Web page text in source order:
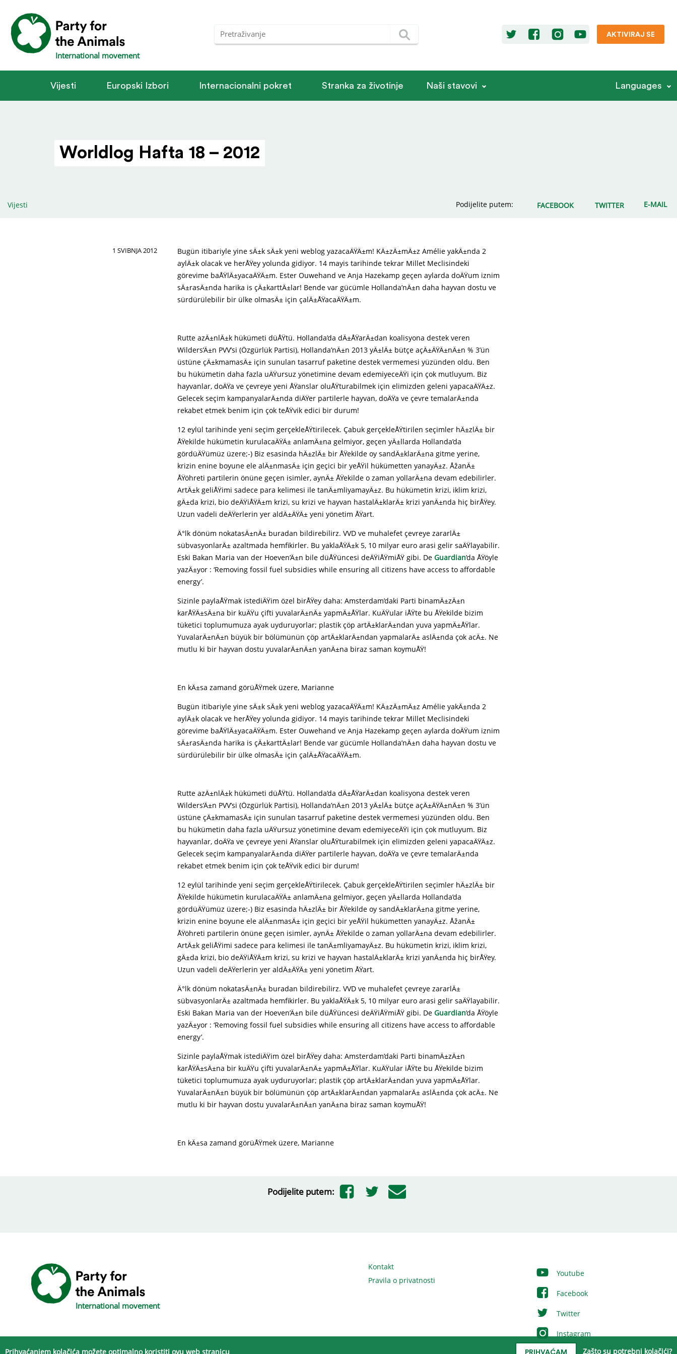
International movement
AKTIVIRAJ SE
Vijesti Europski Izbori Internacionalni pokret Stranka za životinje Naši stavovi Languages
Worldlog Hafta 18 – 2012
Vijesti Podijelite putem: FACEBOOK TWITTER E-MAIL
1 SVIBNJA 2012
Bugün itibariyle yine sÄ±k sÄ±k yeni weblog yazacaÄŸÄ±m! KÄ±zÄ±mÄ±z Amélie yakÄ±nda 2
aylÄ±k olacak ve herÅŸey yolunda gidiyor. 14 mayis tarihinde tekrar Millet Meclisindeki
görevime baÅŸlÄ±yacaÄŸÄ±m. Ester Ouwehand ve Anja Hazekamp geçen aylarda doÄŸum iznim
sÄ±rasÄ±nda harika is çÄ±karttÄ±lar! Bende var gücümle Hollanda’nÄ±n daha hayvan dostu ve
sürdürülebilir bir ülke olmasÄ± için çalÄ±ÅŸacaÄŸÄ±m.
Rutte azÄ±nlÄ±k hükümeti düÅŸtü. Hollanda’da dÄ±ÅŸarÄ±dan koalisyona destek veren
Wilders’Ä±n PVV’si (Özgürlük Partisi), Hollanda’nÄ±n 2013 yÄ±lÄ± bütçe açÄ±ÄŸÄ±nÄ±n % 3’ün
üstüne çÄ±kmamasÄ± için sunulan tasarruf paketine destek vermemesi yüzünden oldu. Ben
bu hükümetin daha fazla uÄŸursuz yönetimine devam edemiyeceÄŸi için çok mutluyum. Biz
hayvanlar, doÄŸa ve çevreye yeni ÅŸanslar oluÅŸturabilmek için elimizden geleni yapacaÄŸÄ±z.
Gelecek seçim kampanyalarÄ±nda diÄŸer partilerle hayvan, doÄŸa ve çevre temalarÄ±nda
rekabet etmek benim için çok teÅŸvik edici bir durum!
12 eylül tarihinde yeni seçim gerçekleÅŸtirilecek. Çabuk gerçekleÅŸtirilen seçimler hÄ±zlÄ± bir
ÅŸekilde hükümetin kurulacaÄŸÄ± anlamÄ±na gelmiyor, geçen yÄ±llarda Hollanda’da
gördüÄŸümüz üzere;-) Biz esasinda hÄ±zlÄ± bir ÅŸekilde oy sandÄ±klarÄ±na gitme yerine,
krizin enine boyune ele alÄ±nmasÄ± için geçici bir yeÅŸil hükümetten yanayÄ±z. ÅžanÄ±
ÅŸöhreti partilerin önüne geçen isimler, aynÄ± ÅŸekilde o zaman yollarÄ±na devam edebilirler.
ArtÄ±k geliÅŸimi sadece para kelimesi ile tanÄ±mliyamayÄ±z. Bu hükümetin krizi, iklim krizi,
gÄ±da krizi, bio deÄŸiÅŸÄ±m krizi, su krizi ve hayvan hastalÄ±klarÄ± krizi yanÄ±nda hiç birÅŸey.
Uzun vadeli deÄŸerlerin yer aldÄ±ÄŸÄ± yeni yönetim ÅŸart.
Ä°lk dönüm nokatasÄ±nÄ± buradan bildirebilirz. VVD ve muhalefet çevreye zararlÄ±
sübvasyonlarÄ± azaltmada hemfikirler. Bu yaklaÅŸÄ±k 5, 10 milyar euro arasi gelir saÄŸlayabilir.
Eski Bakan Maria van der Hoeven’Ä±n bile düÅŸüncesi deÄŸiÅŸmiÅŸ gibi. De Guardian’da ÅŸöyle
yazÄ±yor : ‘Removing fossil fuel subsidies while ensuring all citizens have access to affordable
energy’.
Sizinle paylaÅŸmak istediÄŸim özel birÅŸey daha: Amsterdam’daki Parti binamÄ±zÄ±n
karÅŸÄ±sÄ±na bir kuÄŸu çifti yuvalarÄ±nÄ± yapmÄ±ÅŸlar. KuÄŸular iÅŸte bu ÅŸekilde bizim
tüketici toplumumuza ayak uyduruyorlar; plastik çöp artÄ±klarÄ±ndan yuva yapmÄ±ÅŸlar.
YuvalarÄ±nÄ±n büyük bir bölümünün çöp artÄ±klarÄ±ndan yapmalarÄ± aslÄ±nda çok acÄ±. Ne
mutlu ki bir hayvan dostu yuvalarÄ±nÄ±n yanÄ±na biraz saman koymuÅŸ!
En kÄ±sa zamand görüÅŸmek üzere, Marianne
Bugün itibariyle yine sÄ±k sÄ±k yeni weblog yazacaÄŸÄ±m! KÄ±zÄ±mÄ±z Amélie yakÄ±nda 2
aylÄ±k olacak ve herÅŸey yolunda gidiyor. 14 mayis tarihinde tekrar Millet Meclisindeki
görevime baÅŸlÄ±yacaÄŸÄ±m. Ester Ouwehand ve Anja Hazekamp geçen aylarda doÄŸum iznim
sÄ±rasÄ±nda harika is çÄ±karttÄ±lar! Bende var gücümle Hollanda’nÄ±n daha hayvan dostu ve
sürdürülebilir bir ülke olmasÄ± için çalÄ±ÅŸacaÄŸÄ±m.
Rutte azÄ±nlÄ±k hükümeti düÅŸtü. Hollanda’da dÄ±ÅŸarÄ±dan koalisyona destek veren
Wilders’Ä±n PVV’si (Özgürlük Partisi), Hollanda’nÄ±n 2013 yÄ±lÄ± bütçe açÄ±ÄŸÄ±nÄ±n % 3’ün
üstüne çÄ±kmamasÄ± için sunulan tasarruf paketine destek vermemesi yüzünden oldu. Ben
bu hükümetin daha fazla uÄŸursuz yönetimine devam edemiyeceÄŸi için çok mutluyum. Biz
hayvanlar, doÄŸa ve çevreye yeni ÅŸanslar oluÅŸturabilmek için elimizden geleni yapacaÄŸÄ±z.
Gelecek seçim kampanyalarÄ±nda diÄŸer partilerle hayvan, doÄŸa ve çevre temalarÄ±nda
rekabet etmek benim için çok teÅŸvik edici bir durum!
12 eylül tarihinde yeni seçim gerçekleÅŸtirilecek. Çabuk gerçekleÅŸtirilen seçimler hÄ±zlÄ± bir
ÅŸekilde hükümetin kurulacaÄŸÄ± anlamÄ±na gelmiyor, geçen yÄ±llarda Hollanda’da
gördüÄŸümüz üzere;-) Biz esasinda hÄ±zlÄ± bir ÅŸekilde oy sandÄ±klarÄ±na gitme yerine,
krizin enine boyune ele alÄ±nmasÄ± için geçici bir yeÅŸil hükümetten yanayÄ±z. ÅžanÄ±
ÅŸöhreti partilerin önüne geçen isimler, aynÄ± ÅŸekilde o zaman yollarÄ±na devam edebilirler.
ArtÄ±k geliÅŸimi sadece para kelimesi ile tanÄ±mliyamayÄ±z. Bu hükümetin krizi, iklim krizi,
gÄ±da krizi, bio deÄŸiÅŸÄ±m krizi, su krizi ve hayvan hastalÄ±klarÄ± krizi yanÄ±nda hiç birÅŸey.
Uzun vadeli deÄŸerlerin yer aldÄ±ÄŸÄ± yeni yönetim ÅŸart.
Ä°lk dönüm nokatasÄ±nÄ± buradan bildirebilirz. VVD ve muhalefet çevreye zararlÄ±
sübvasyonlarÄ± azaltmada hemfikirler. Bu yaklaÅŸÄ±k 5, 10 milyar euro arasi gelir saÄŸlayabilir.
Eski Bakan Maria van der Hoeven’Ä±n bile düÅŸüncesi deÄŸiÅŸmiÅŸ gibi. De Guardian’da ÅŸöyle
yazÄ±yor : ‘Removing fossil fuel subsidies while ensuring all citizens have access to affordable
energy’.
Sizinle paylaÅŸmak istediÄŸim özel birÅŸey daha: Amsterdam’daki Parti binamÄ±zÄ±n
karÅŸÄ±sÄ±na bir kuÄŸu çifti yuvalarÄ±nÄ± yapmÄ±ÅŸlar. KuÄŸular iÅŸte bu ÅŸekilde bizim
tüketici toplumumuza ayak uyduruyorlar; plastik çöp artÄ±klarÄ±ndan yuva yapmÄ±ÅŸlar.
YuvalarÄ±nÄ±n büyük bir bölümünün çöp artÄ±klarÄ±ndan yapmalarÄ± aslÄ±nda çok acÄ±. Ne
mutlu ki bir hayvan dostu yuvalarÄ±nÄ±n yanÄ±na biraz saman koymuÅŸ!
En kÄ±sa zamand görüÅŸmek üzere, Marianne
Podijelite putem:
International movement
Kontakt
Pravila o privatnosti
Youtube
Facebook
Twitter
Instagram
Prihvaćanjem kolačića možete optimalno koristiti ovu web stranicu
PRIHVAĆAM Zašto su potrebni kolačići?